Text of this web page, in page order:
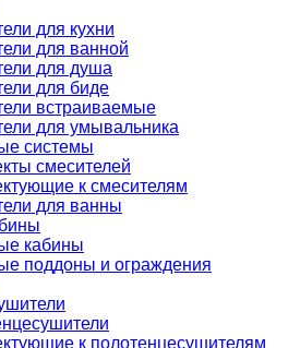
для кухни
для ванной
для душа
для биде
встраиваемые
для умывальника
системы
смесителей
к смесителям
для ванны
кабины
поддоны и ограждения
к полотенцесушителям